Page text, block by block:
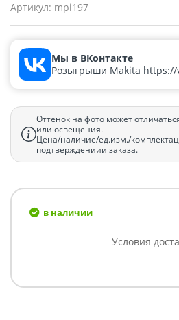
Артикул: mpi197
Мы в ВКонтакте
Розыгрыши Makita https://
Оттенок на фото может
или освещения.
Цена/наличие/ед.изм./
подтверждениии заказа.
в наличии
Условия